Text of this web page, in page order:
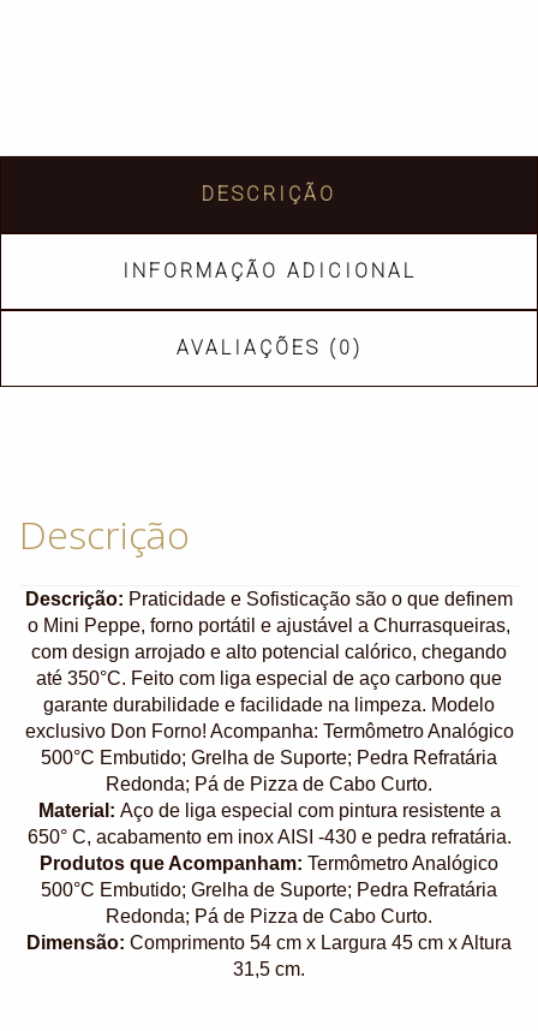
DESCRIÇÃO
INFORMAÇÃO ADICIONAL
AVALIAÇÕES (0)
Descrição
Descrição: Praticidade e Sofisticação são o que definem
o Mini Peppe, forno portátil e ajustável a Churrasqueiras,
com design arrojado e alto potencial calórico, chegando
até 350°C. Feito com liga especial de aço carbono que
garante durabilidade e facilidade na limpeza. Modelo
exclusivo Don Forno! Acompanha: Termômetro Analógico
500°C Embutido; Grelha de Suporte; Pedra Refratária
Redonda; Pá de Pizza de Cabo Curto.
Material: Aço de liga especial com pintura resistente a
650° C, acabamento em inox AISI -430 e pedra refratária.
Produtos que Acompanham: Termômetro Analógico
500°C Embutido; Grelha de Suporte; Pedra Refratária
Redonda; Pá de Pizza de Cabo Curto.
Dimensão: Comprimento 54 cm x Largura 45 cm x Altura
31,5 cm.